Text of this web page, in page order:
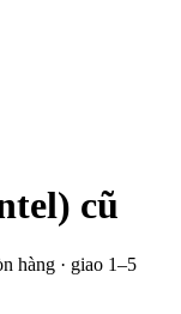
cũ
hàng · giao 1–5